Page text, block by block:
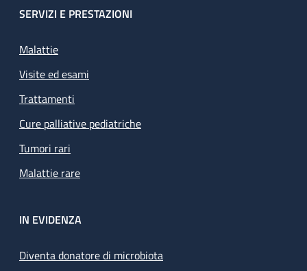
SERVIZI E PRESTAZIONI
Malattie
Visite ed esami
Trattamenti
Cure palliative pediatriche
Tumori rari
Malattie rare
IN EVIDENZA
Diventa donatore di microbiota